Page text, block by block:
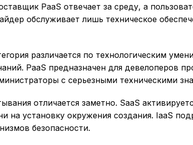
PaaS отвечает за среду, а
обслуживает лишь техническое
различается по технологическим
PaaS предназначен для девелоперов
с серьезными техническими
отличается заметно. SaaS
на установку окружения создания. IaaS
безопасности.